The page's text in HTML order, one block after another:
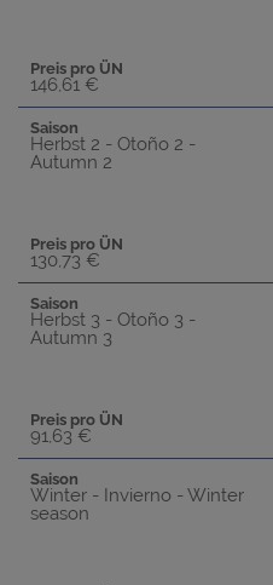
Preis pro ÜN
146,61 €
Saison
Herbst 2 - Otoño 2 -
Autumn 2
Preis pro ÜN
130,73 €
Saison
Herbst 3 - Otoño 3 -
Autumn 3
Preis pro ÜN
91,63 €
Saison
Winter - Invierno - Winter
season